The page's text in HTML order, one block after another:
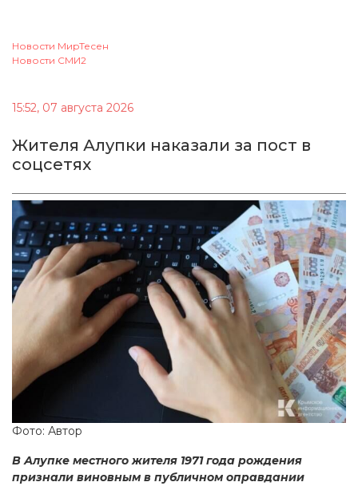
Новости МирТесен
Новости СМИ2
15:52, 07 августа 2026
Жителя Алупки наказали за пост в
соцсетях
Фото: Автор
В Алупке местного жителя 1971 года рождения
признали виновным в публичном оправдании